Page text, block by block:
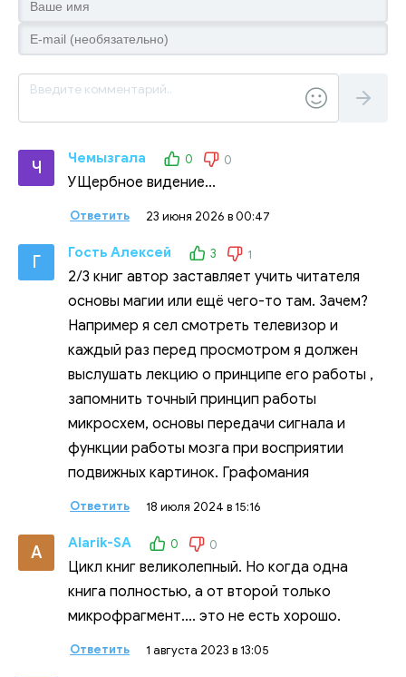
Ч Чемызгала 0 0
УЩербное видение...
Ответить 23 июня 2026 в 00:47
Г Гость Алексей 3 1
2/3 книг автор заставляет учить читателя
основы магии или ещё чего-то там. Зачем?
Например я сел смотреть телевизор и
каждый раз перед просмотром я должен
выслушать лекцию о принципе его работы ,
запомнить точный принцип работы
микросхем, основы передачи сигнала и
функции работы мозга при восприятии
подвижных картинок. Графомания
Ответить 18 июля 2024 в 15:16
A Alarik-SA 0 0
Цикл книг великолепный. Но когда одна
книга полностью, а от второй только
микрофрагмент.... это не есть хорошо.
Ответить 1 августа 2023 в 13:05